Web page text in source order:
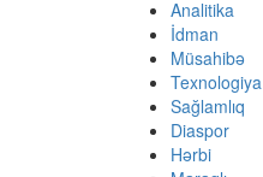
Analitika
İdman
Müsahibə
Texnologiya
Sağlamlıq
Diaspor
Hərbi